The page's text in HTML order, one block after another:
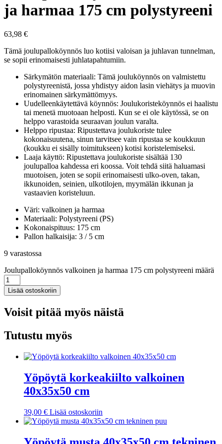
ja harmaa 175 cm polystyreeni
63,98 €
Tämä joulupalloköynnös luo kotiisi valoisan ja juhlavan tunnelman,
se sopii erinomaisesti juhlatapahtumiin.
Särkymätön materiaali: Tämä jouluköynnös on valmistettu
polystyreenistä, jossa yhdistyy aidon lasin viehätys ja muovin
erinomainen särkymättömyys.
Uudelleenkäytettävä köynnös: Joulukoristeköynnös ei haalistu
tai menetä muotoaan helposti. Kun se ei ole käytössä, se on
helppo varastoida seuraavan joulun varalta.
Helppo ripustaa: Ripustettava joulukoriste tulee
kokonaisuutena, sinun tarvitsee vain ripustaa se koukkuun
(koukku ei sisälly toimitukseen) kotisi koristelemiseksi.
Laaja käyttö: Ripustettava joulukoriste sisältää 130
joulupalloa kahdessa eri koossa. Voit tehdä siitä haluamasi
muotoisen, joten se sopii erinomaisesti ulko-oven, takan,
ikkunoiden, seinien, ulkotilojen, myymälän ikkunan ja
vastaavien koristeluun.
Väri: valkoinen ja harmaa
Materiaali: Polystyreeni (PS)
Kokonaispituus: 175 cm
Pallon halkaisija: 3 / 5 cm
9 varastossa
Joulupalloköynnös valkoinen ja harmaa 175 cm polystyreeni määrä
Lisää ostoskoriin
Voisit pitää myös näistä
Tutustu myös
Yöpöytä korkeakiilto valkoinen
40x35x50 cm
39,00 € Lisää ostoskoriin